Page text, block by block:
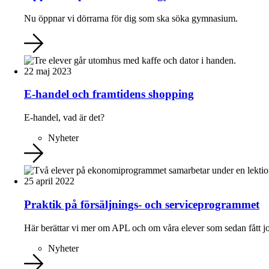
Nu öppnar vi dörrarna för dig som ska söka gymnasium.
22 maj 2023
E-handel och framtidens shopping
E-handel, vad är det?
Nyheter
25 april 2022
Praktik på försäljnings- och serviceprogrammet
Här berättar vi mer om APL och om våra elever som sedan fått
Nyheter